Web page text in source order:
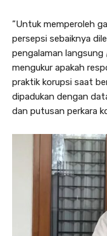
”Untuk memperoleh
persepsi sebaiknya
pengalaman langsung
mengukur apakah
praktik korupsi saat
dipadukan dengan
dan putusan perkara